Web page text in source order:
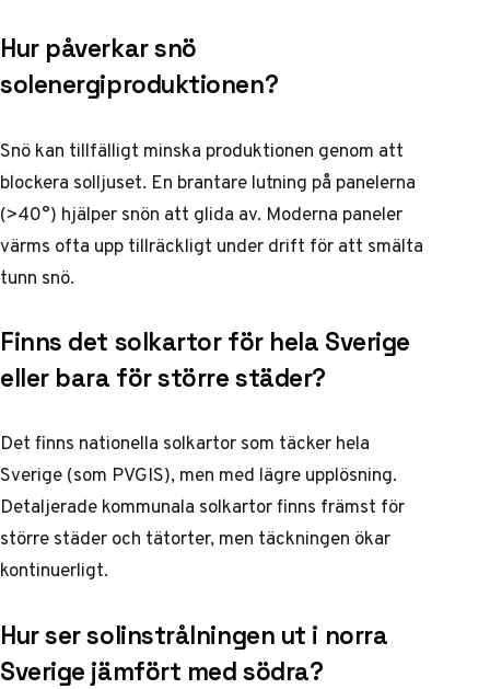
Hur påverkar snö
solenergiproduktionen?
Snö kan tillfälligt minska produktionen genom att
blockera solljuset. En brantare lutning på panelerna
(>40°) hjälper snön att glida av. Moderna paneler
värms ofta upp tillräckligt under drift för att smälta
tunn snö.
Finns det solkartor för hela Sverige
eller bara för större städer?
Det finns nationella solkartor som täcker hela
Sverige (som PVGIS), men med lägre upplösning.
Detaljerade kommunala solkartor finns främst för
större städer och tätorter, men täckningen ökar
kontinuerligt.
Hur ser solinstrålningen ut i norra
Sverige jämfört med södra?